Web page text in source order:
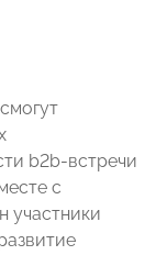
b2b-встречи
с
участники